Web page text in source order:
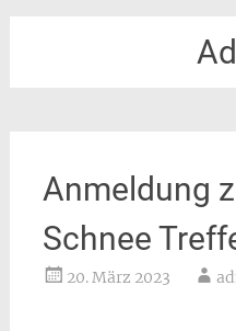
Anmeldung
Schnee
20. März 2023